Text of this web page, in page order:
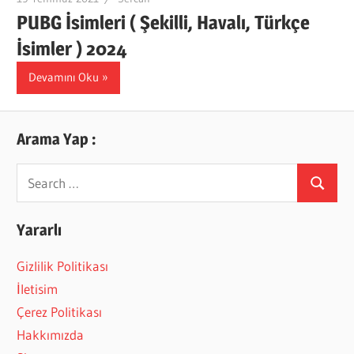
PUBG İsimleri ( Şekilli, Havalı, Türkçe
İsimler ) 2024
Devamını Oku
Arama Yap :
Search
for:
Search
Yararlı
Gizlilik Politikası
İletisim
Çerez Politikası
Hakkımızda